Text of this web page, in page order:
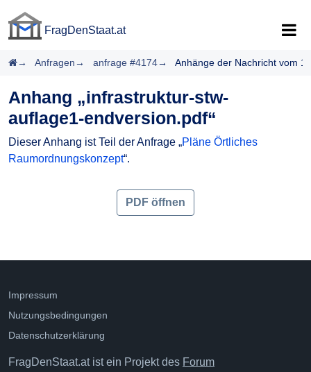
FragDenStaat.at
Startseite
Anfragen anfrage #4174 Anhänge der Nachricht vom
Anhang „infrastruktur-stw-
auflage1-endversion.pdf“
Dieser Anhang ist Teil der Anfrage „Pläne Örtliches
Raumordnungskonzept“.
PDF öffnen
Impressum
Nutzungsbedingungen
Datenschutzerklärung
FragDenStaat.at ist ein Projekt des Forum